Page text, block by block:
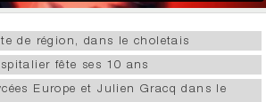
de région, dans le choletais
fête ses 10 ans
Europe et Julien Gracq dans le